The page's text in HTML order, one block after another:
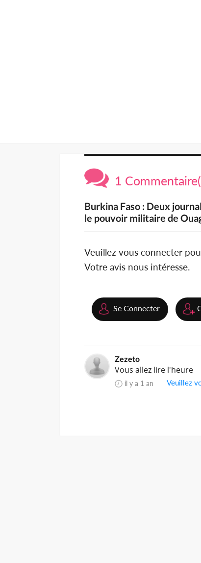
1
Burkina Faso : Deux
le pouvoir militaire de
Veuillez vous connecter
Votre avis nous intéresse.
Se Connecter
Zezeto
Vous allez lire l'heure
il y a 1 an Veuillez